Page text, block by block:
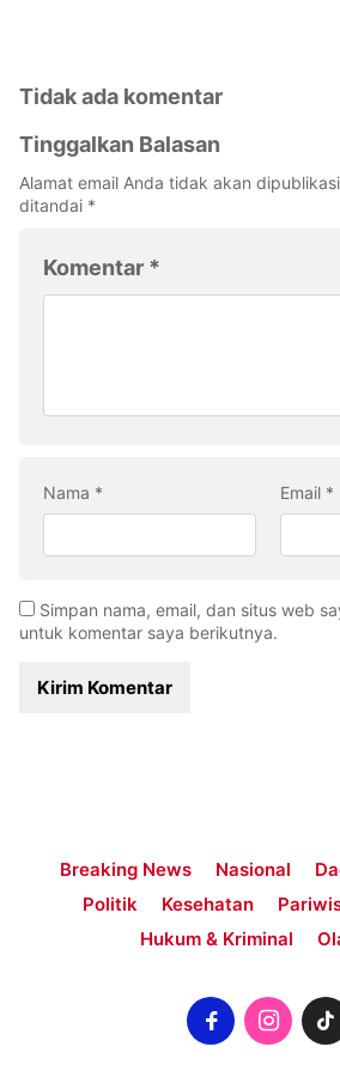
Tidak ada komentar
Tinggalkan Balasan
Alamat email Anda tidak akan
ditandai *
Komentar *
Nama * Email *
Simpan nama, email, dan situs web
untuk komentar saya berikutnya.
Breaking News Nasional
Politik
Kesehatan
Hukum & Kriminal